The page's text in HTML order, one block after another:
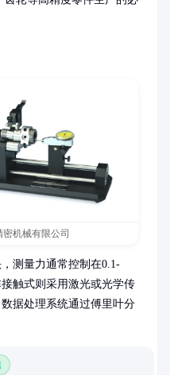
机械有限公司
测量力通常控制在0.1-
触式则采用激光或光学传
据处理系统通过傅里叶分